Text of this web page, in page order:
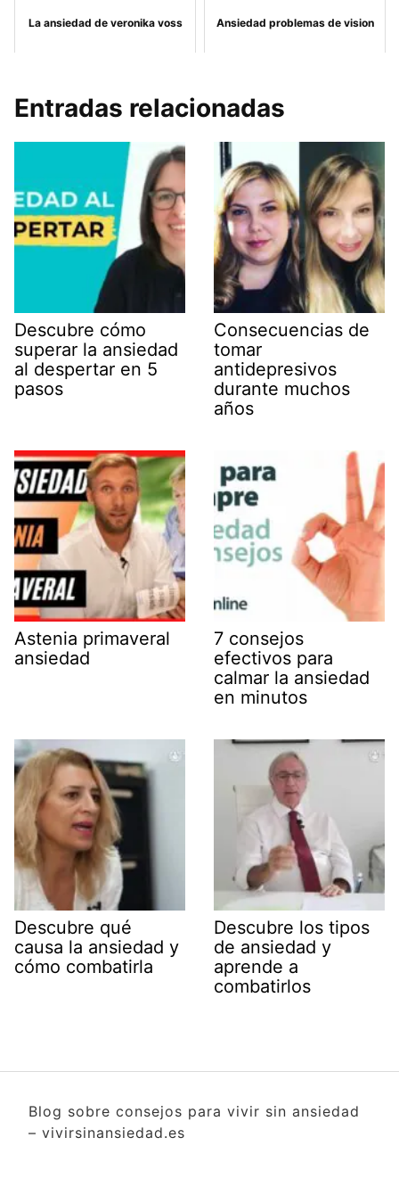
La ansiedad de veronika voss Ansiedad problemas de vision
Entradas relacionadas
Descubre cómo
superar la ansiedad
al despertar en 5
pasos
Consecuencias de
tomar
antidepresivos
durante muchos
años
Astenia primaveral
ansiedad
7 consejos
efectivos para
calmar la ansiedad
en minutos
Descubre qué
causa la ansiedad y
cómo combatirla
Descubre los tipos
de ansiedad y
aprende a
combatirlos
Blog sobre consejos para vivir sin ansiedad
– vivirsinansiedad.es